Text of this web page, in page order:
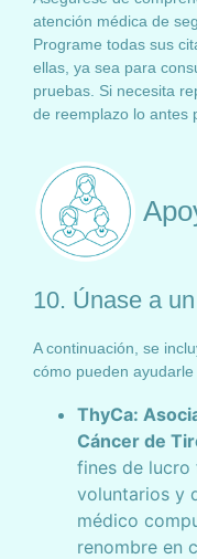
atención médica de
Programe todas sus
ellas, ya sea para
pruebas. Si necesita
de reemplazo lo antes
10. Únase a
A continuación, se
cómo pueden
ThyCa:
Cáncer de
fines de lucro
voluntarios y
médico
renombre en